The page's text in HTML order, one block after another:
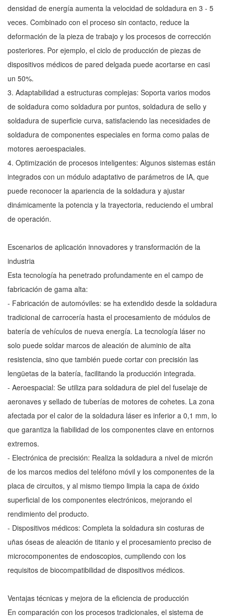
densidad de energía aumenta la velocidad de soldadura en 3 - 5
veces. Combinado con el proceso sin contacto, reduce la
deformación de la pieza de trabajo y los procesos de corrección
posteriores. Por ejemplo, el ciclo de producción de piezas de
dispositivos médicos de pared delgada puede acortarse en casi
un 50%.
3. Adaptabilidad a estructuras complejas: Soporta varios modos
de soldadura como soldadura por puntos, soldadura de sello y
soldadura de superficie curva, satisfaciendo las necesidades de
soldadura de componentes especiales en forma como palas de
motores aeroespaciales.
4. Optimización de procesos inteligentes: Algunos sistemas están
integrados con un módulo adaptativo de parámetros de IA, que
puede reconocer la apariencia de la soldadura y ajustar
dinámicamente la potencia y la trayectoria, reduciendo el umbral
de operación.
Escenarios de aplicación innovadores y transformación de la
industria
Esta tecnología ha penetrado profundamente en el campo de
fabricación de gama alta:
- Fabricación de automóviles: se ha extendido desde la soldadura
tradicional de carrocería hasta el procesamiento de módulos de
batería de vehículos de nueva energía. La tecnología láser no
solo puede soldar marcos de aleación de aluminio de alta
resistencia, sino que también puede cortar con precisión las
lengüetas de la batería, facilitando la producción integrada.
- Aeroespacial: Se utiliza para soldadura de piel del fuselaje de
aeronaves y sellado de tuberías de motores de cohetes. La zona
afectada por el calor de la soldadura láser es inferior a 0,1 mm, lo
que garantiza la fiabilidad de los componentes clave en entornos
extremos.
- Electrónica de precisión: Realiza la soldadura a nivel de micrón
de los marcos medios del teléfono móvil y los componentes de la
placa de circuitos, y al mismo tiempo limpia la capa de óxido
superficial de los componentes electrónicos, mejorando el
rendimiento del producto.
- Dispositivos médicos: Completa la soldadura sin costuras de
uñas óseas de aleación de titanio y el procesamiento preciso de
microcomponentes de endoscopios, cumpliendo con los
requisitos de biocompatibilidad de dispositivos médicos.
Ventajas técnicas y mejora de la eficiencia de producción
En comparación con los procesos tradicionales, el sistema de